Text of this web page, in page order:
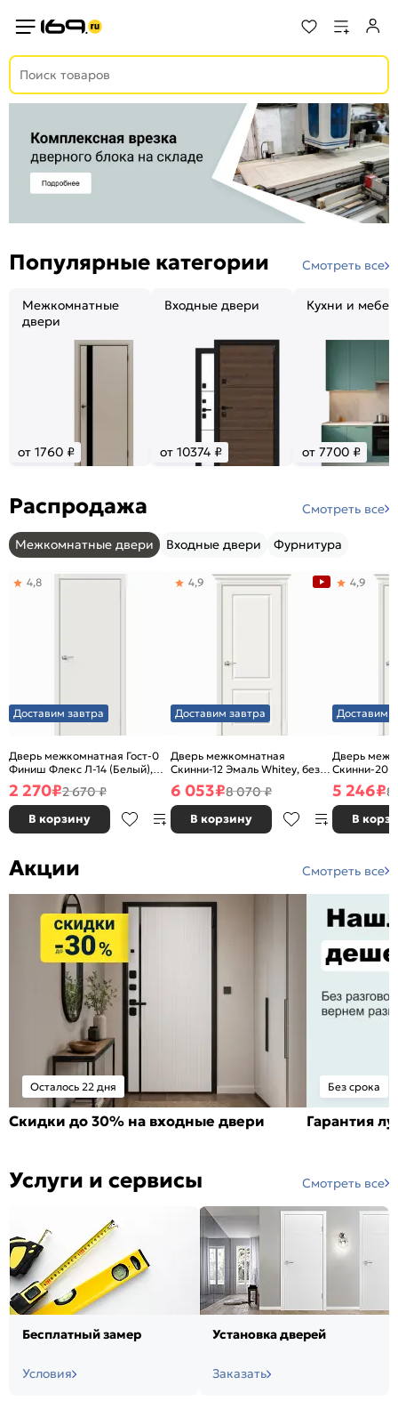
Популярные категории Смотреть все
Межкомнатные
двери
от 1760 ₽
Входные двери
от 10374 ₽
Кухни и
от 7700 ₽
Распродажа Смотреть все
Межкомнатные двери Входные двери Фурнитура
Доставим завтра
Дверь межкомнатная Гост-0
Финиш Флекс Л-14 (Белый),
глухая, каркасно-щитовая
4,8
2 270₽2 670 ₽
В корзину
Доставим завтра
Дверь межкомнатная
Скинни-12 Эмаль Whitey, без
декора, глухая, без стекла,
без кромки, скиновая
4,9
6 053₽8 070 ₽
В корзину
Доставим
Дверь
Скинни-20
декора,
без кромки,
4,9
5 246₽8
В
Акции Смотреть все
Осталось 22 дня
Скидки до 30% на входные двери
Без срока
Гарантия
Услуги и сервисы Смотреть все
Бесплатный замер
Условия
Установка дверей
Заказать